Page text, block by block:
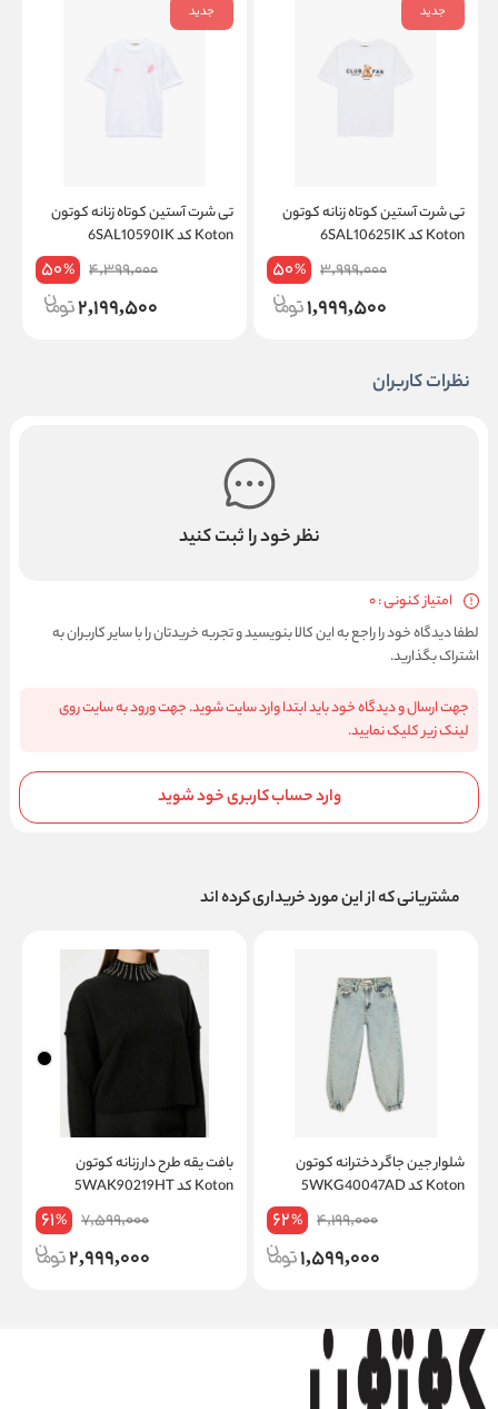
جدید
تی شرت آستین کوتاه زنانه کوتون
Koton کد 6SAL10625IK
3,999,000
50%
1,999,500
جدید
تی شرت آستین کوتاه زنانه کوتون
Koton کد 6SAL10590IK
4,399,000
50%
2,199,500
نظرات کاربران
نظر خود را ثبت کنید
امتیاز کنونی : 0
لطفا دیدگاه خود را راجع به این کالا بنویسید و تجربه خریدتان را با سایر کاربران به
اشتراک بگذارید.
جهت ارسال و دیدگاه خود باید ابتدا وارد سایت شوید. جهت ورود به سایت روی
لینک زیر کلیک نمایید.
وارد حساب کاربری خود شوید
مشتریانی که از این مورد خریداری کرده اند
شلوار جین جاگر دخترانه کوتون
Koton کد 5WKG40047AD
4,199,000
62%
1,599,000
بافت یقه طرح دار زنانه کوتون
Koton کد 5WAK90219HT
7,599,000
61%
2,999,000